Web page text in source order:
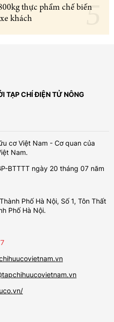
thực phẩm chế biến
khách
TẠP CHÍ ĐIỆN TỬ NÔNG
cơ Việt Nam - Cơ quan của
Nam.
BTTTT ngày 20 tháng 07 năm
Phố Hà Nội, Số 1, Tôn Thất
Phố Hà Nội.